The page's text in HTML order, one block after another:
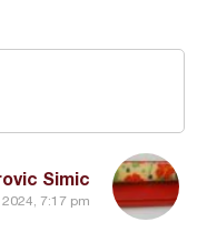
Simic
7:17 pm